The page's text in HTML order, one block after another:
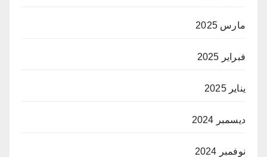
مارس 2025
فبراير 2025
يناير 2025
ديسمبر 2024
نوفمبر 2024